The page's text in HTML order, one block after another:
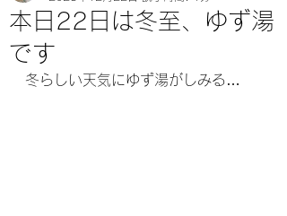
本日22日は冬至、ゆず湯
です
冬らしい天気にゆず湯がしみる…